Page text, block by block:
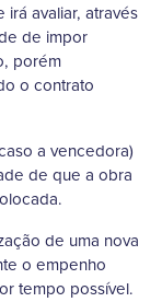
avaliar, através
de impor
porém
o contrato
a vencedora)
de que a obra
de uma nova
o empenho
tempo possível.